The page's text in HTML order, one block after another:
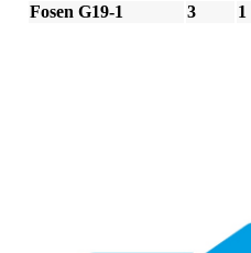
Fosen G19-1
3 1